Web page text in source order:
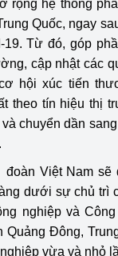
rộng hệ thống
Quốc, ngay
Từ đó, góp
cập nhật các
hội xúc tiến
theo tín hiệu thị
chuyển dần
Việt Nam sẽ
dưới sự chủ trì
nghiệp và
Quảng Đông,
vừa và nhỏ